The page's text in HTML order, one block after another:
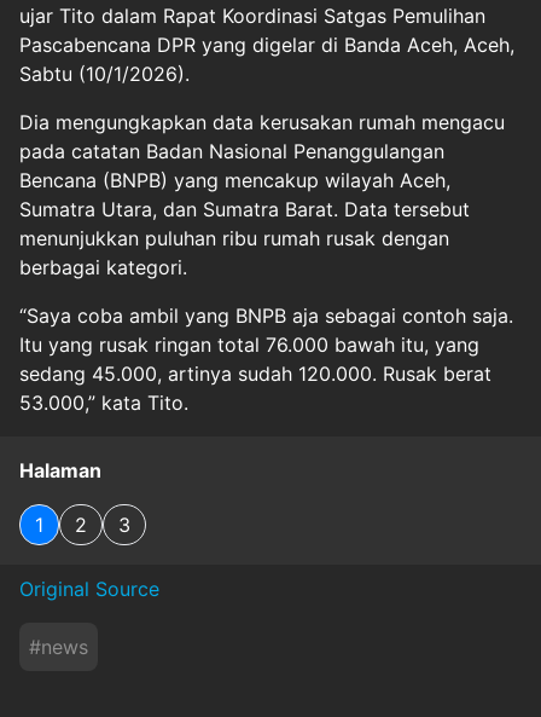
ujar Tito dalam Rapat Koordinasi Satgas Pemulihan
Pascabencana DPR yang digelar di Banda Aceh, Aceh,
Sabtu (10/1/2026).
Dia mengungkapkan data kerusakan rumah mengacu
pada catatan Badan Nasional Penanggulangan
Bencana (BNPB) yang mencakup wilayah Aceh,
Sumatra Utara, dan Sumatra Barat. Data tersebut
menunjukkan puluhan ribu rumah rusak dengan
berbagai kategori.
“Saya coba ambil yang BNPB aja sebagai contoh saja.
Itu yang rusak ringan total 76.000 bawah itu, yang
sedang 45.000, artinya sudah 120.000. Rusak berat
53.000,” kata Tito.
Halaman
1 2 3
Original Source
#news